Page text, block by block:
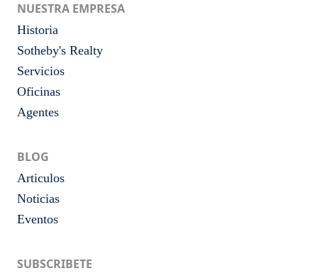
NUESTRA EMPRESA
Historia
Sotheby's Realty
Servicios
Oficinas
Agentes
BLOG
Articulos
Noticias
Eventos
SUBSCRIBETE